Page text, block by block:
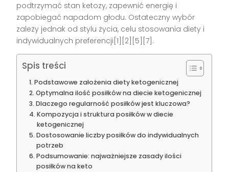
podtrzymać stan ketozy, zapewnić energię i
zapobiegać napadom głodu. Ostateczny wybór
zależy jednak od stylu życia, celu stosowania diety i
indywidualnych preferencji[1][2][5][7].
Spis treści
Podstawowe założenia diety ketogenicznej
Optymalna ilość posiłków na diecie ketogenicznej
Dlaczego regularność posiłków jest kluczowa?
Kompozycja i struktura posiłków w diecie
ketogenicznej
Dostosowanie liczby posiłków do indywidualnych
potrzeb
Podsumowanie: najważniejsze zasady ilości
posiłków na keto